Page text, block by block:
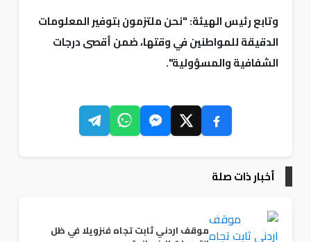
وتابع رئيس الهيئة: "نحن ملتزمون بتوفير المعلومات
الدقيقة للمواطنين في وقتها، ضمن أقصى درجات
الشفافية والمسؤولية".
أخبار ذات صلة
موقف اردني ثابت تجاه فنزويلا في ظل